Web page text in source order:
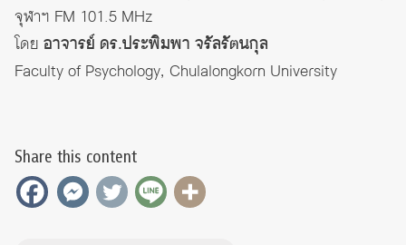
จุฬาฯ FM 101.5 MHz
โดย อาจารย์ ดร.ประพิมพา จรัลรัตนกุล
Faculty of Psychology, Chulalongkorn University
Share this content